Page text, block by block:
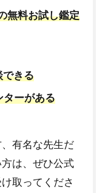
無料お試し鑑定
きる
ーがある
有名な先生だ
は、ぜひ公式
取ってくださ